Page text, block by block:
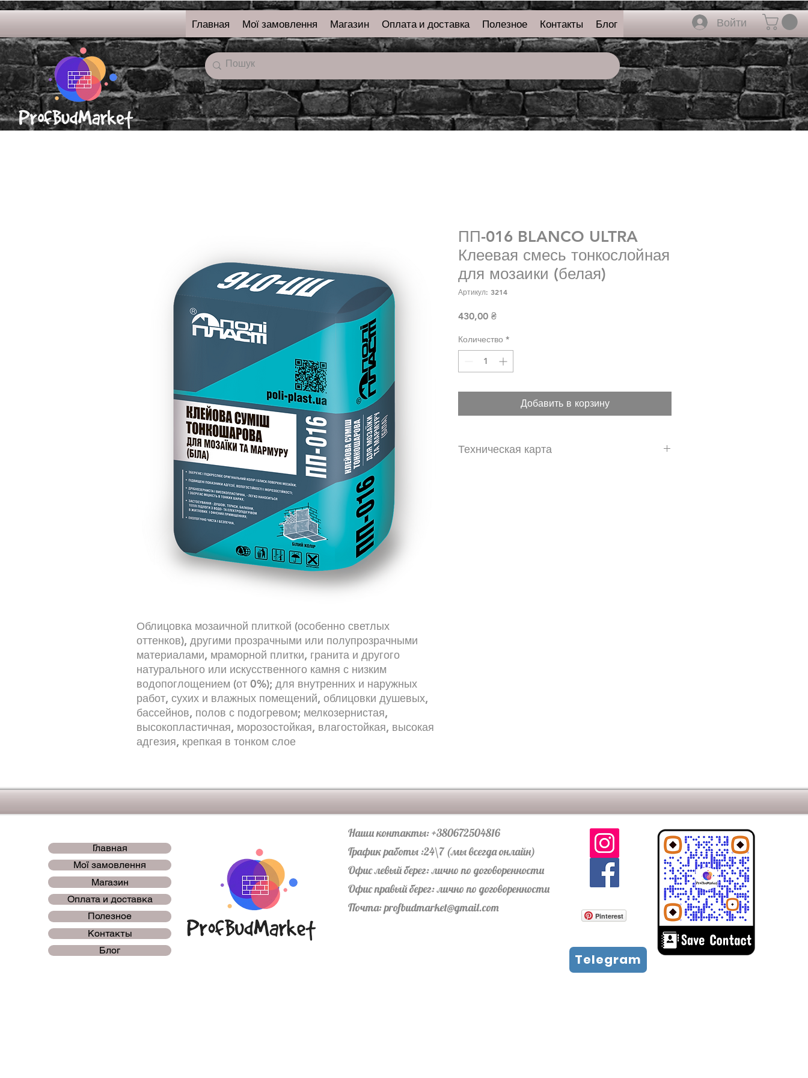
онлайн-магазин
строительных
материалов
Главная Мої замовлення Магазин Оплата и доставка Полезное Контакты Блог Войти
Облицовка мозаичной плиткой (особенно светлых
оттенков), другими прозрачными или полупрозрачными
материалами, мраморной плитки, гранита и другого
натурального или искусственного камня с низким
водопоглощением (от 0%); для внутренних и наружных
работ, сухих и влажных помещений, облицовки душевых,
бассейнов, полов с подогревом; мелкозернистая,
высокопластичная, морозостойкая, влагостойкая, высокая
адгезия, крепкая в тонком слое
ПП-016 BLANCO ULTRA
Клеевая смесь тонкослойная
для мозаики (белая)
Артикул: 3214
430,00 ₴Цена
Количество *
Добавить в корзину
Техническая карта
Главная
Мої замовлення
Магазин
Оплата и доставка
Полезное
Контакты
Блог
Наши контакты: +380672504816
График работы :24\7 (мы всегда онлайн)
Офис левый берег: лично по договоренности
Офис правый берег: лично по договоренности
Почта:profbudmarket@gmail.com
Pinterest
Telegram